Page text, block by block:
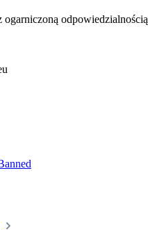
ogarniczoną odpowiedzialnością